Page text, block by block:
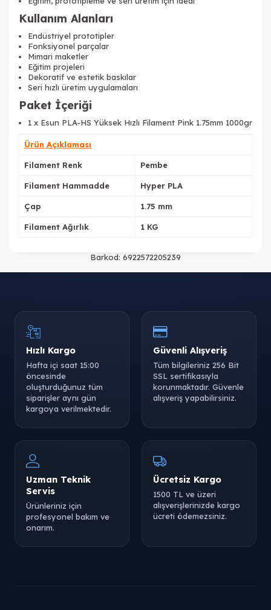
Tükendi
Tükendi Tükendi
Kullanım Alanları
Endüstriyel prototipler
Fonksiyonel parçalar
Mimari maketler
Eğitim projeleri
Dekoratif ve estetik baskılar
Seri hızlı üretim uygulamaları
Paket İçeriği
1 x Esun PLA-HS Yüksek Hızlı Filament Pink 1.75mm 1000gr
Ürün Açıklaması
Filament Renk Pembe
Filament Hammadde Hyper PLA
Çap 1.75 mm
Filament Ağırlık 1 KG
Barkod: 6922572205239
Hızlı Kargo
Hafta içi saat 15:00
öncesinde
oluşturduğunuz tüm
siparişler aynı gün
kargoya verilmektedir.
Güvenli Alışveriş
Tüm bilgileriniz 256 Bit
SSL sertifikasıyla
korunmaktadır. Güvenle
alışveriş yapabilirsiniz.
Uzman Teknik
Servis
Ürünleriniz için
profesyonel bakım ve
onarım.
Ücretsiz Kargo
1500 TL ve üzeri
alışverişlerinizde kargo
ücreti ödemezsiniz.